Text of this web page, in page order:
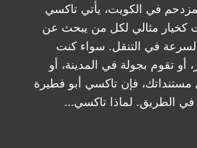
في الكويت، يأتي تاكسي
كخيار مثالي لكل من يبحث عن
في التنقل. سواء كنت
أو تقوم بجولة في المدينة، أو
فإن تاكسي أبو فطيرة
في الطريق. لماذا تاكسي…